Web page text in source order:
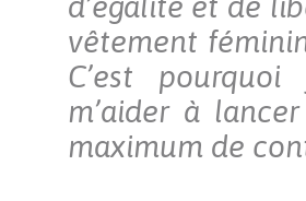
vêtement
C’est
m’aider à
maximum de